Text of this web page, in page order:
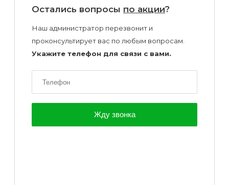
Остались вопросы по акции?
Наш администратор перезвонит и
проконсультирует вас по любым вопросам.
Укажите телефон для связи с вами.